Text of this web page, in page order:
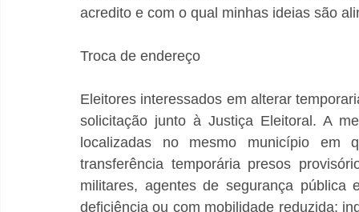
acredito e com o qual minhas ideias são
Troca de endereço
Eleitores interessados em alterar
solicitação junto à Justiça Eleitoral. A
localizadas no mesmo município
transferência temporária presos
militares, agentes de segurança pública
deficiência ou com mobilidade reduzida;